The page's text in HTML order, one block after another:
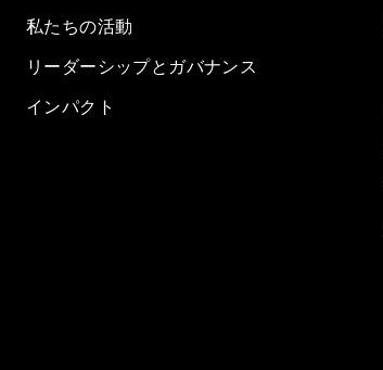
私たちの活動
リーダーシップとガバナンス
インパクト